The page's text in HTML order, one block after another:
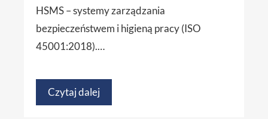
HSMS – systemy zarządzania
bezpieczeństwem i higieną pracy (ISO
45001:2018).…
Czytaj dalej